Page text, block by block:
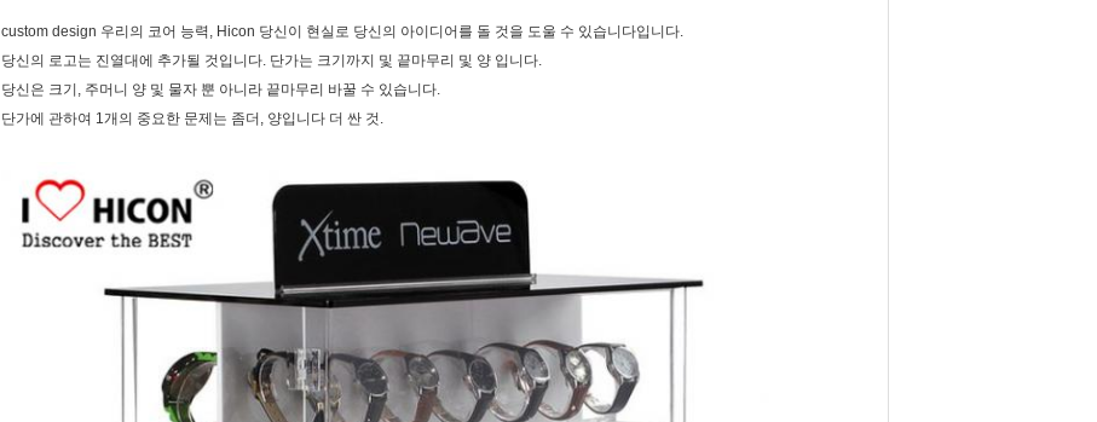
custom design 우리의 코어 능력, Hicon 당신이 현실로 당신의 아이디어를 돌 것을 도울 수 있습니다입니다.
당신의 로고는 진열대에 추가될 것입니다. 단가는 크기까지 및 끝마무리 및 양 입니다.
당신은 크기, 주머니 양 및 물자 뿐 아니라 끝마무리 바꿀 수 있습니다.
단가에 관하여 1개의 중요한 문제는 좀더, 양입니다 더 싼 것.